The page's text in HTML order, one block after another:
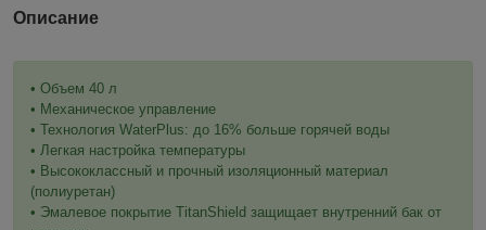
Описание
• Объем 40 л
• Механическое управление
• Технология WaterPlus: до 16% больше горячей воды
• Легкая настройка температуры
• Высококлассный и прочный изоляционный материал
(полиуретан)
• Эмалевое покрытие TitanShield защищает внутренний бак от